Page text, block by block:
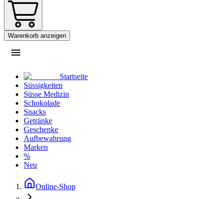
Warenkorb anzeigen
Startseite
Süssigkeiten
Süsse Medizin
Schokolade
Snacks
Getränke
Geschenke
Aufbewahrung
Marken
%
Neu
Online-Shop